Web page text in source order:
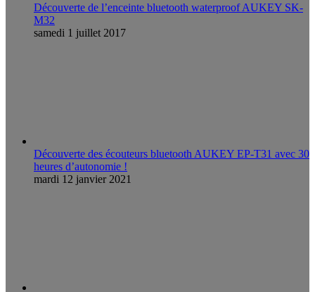
Découverte de l’enceinte bluetooth waterproof AUKEY SK-
M32
samedi 1 juillet 2017
Découverte des écouteurs bluetooth AUKEY EP-T31 avec 30
heures d’autonomie !
mardi 12 janvier 2021